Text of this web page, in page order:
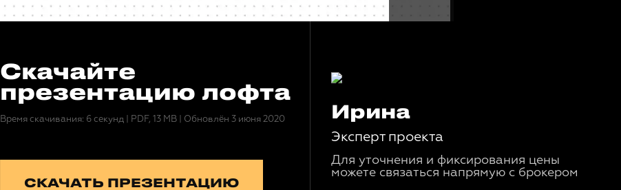
Скачайте
презентацию лофта
Время скачивания: 6 секунд PDF, 13 MB Обновлён 3 июня 2020
СКАЧАТЬ ПРЕЗЕНТАЦИЮ
Ирина
Эксперт проекта
Для уточнения и фиксирования цены
можете связаться напрямую с брокером